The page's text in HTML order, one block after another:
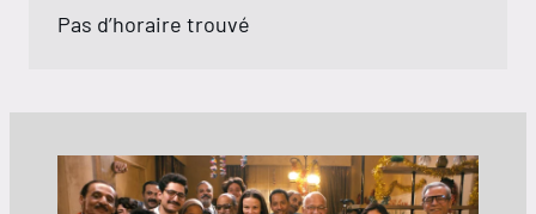
Pas d’horaire trouvé